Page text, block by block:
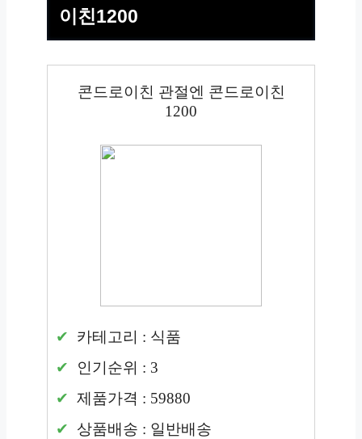
이친1200
콘드로이친 관절엔 콘드로이친
1200
카테고리 : 식품
인기순위 : 3
제품가격 : 59880
상품배송 : 일반배송